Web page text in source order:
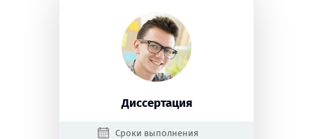
Диссертация
Сроки выполнения